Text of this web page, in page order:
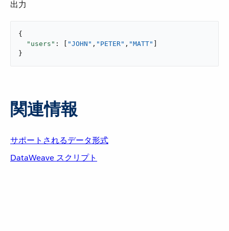
出力
{
"users" : [ "JOHN" , "PETER" , "MATT"
}
関連情報
サポートされるデータ形式
DataWeave スクリプト